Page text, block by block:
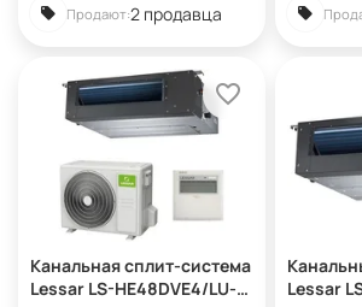
Продают:2 продавца
Канальная сплит-система
Lessar LS-HE48DVE4/LU-
Lessar